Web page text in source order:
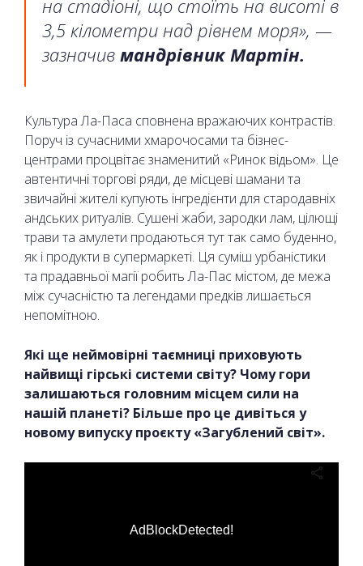
на стадіоні, що стоїть на висоті в
3,5 кілометри над рівнем моря», —
зазначив мандрівник Мартін.
Культура Ла-Паса сповнена вражаючих контрастів.
Поруч із сучасними хмарочосами та бізнес-
центрами процвітає знаменитий «Ринок відьом». Це
автентичні торгові ряди, де місцеві шамани та
звичайні жителі купують інгредієнти для стародавніх
андських ритуалів. Сушені жаби, зародки лам, цілющі
трави та амулети продаються тут так само буденно,
як і продукти в супермаркеті. Ця суміш урбаністики
та прадавньої магії робить Ла-Пас містом, де межа
між сучасністю та легендами предків лишається
непомітною.
Які ще неймовірні таємниці приховують
найвищі гірські системи світу? Чому гори
залишаються головним місцем сили на
нашій планеті? Більше про це дивіться у
новому випуску проєкту «Загублений світ».
AdBlockDetected!